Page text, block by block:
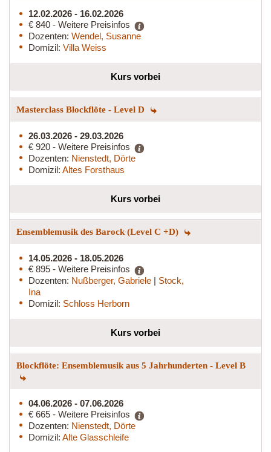
12.02.2026 - 16.02.2026
€ 840 - Weitere Preisinfos
Dozenten: Wendel, Susanne
Domizil: Villa Weiss
Kurs vorbei
Masterclass Blockflöte - Level D
26.03.2026 - 29.03.2026
€ 920 - Weitere Preisinfos
Dozenten: Nienstedt, Dörte
Domizil: Altes Forsthaus
Kurs vorbei
Ensemblemusik des Barock (Level C +D)
14.05.2026 - 18.05.2026
€ 895 - Weitere Preisinfos
Dozenten: Nußberger, Gabriele | Stock,
Ina
Domizil: Schloss Herborn
Kurs vorbei
Blockflöte: Ensemblemusik aus 5 Jahrhunderten - Level B
04.06.2026 - 07.06.2026
€ 665 - Weitere Preisinfos
Dozenten: Nienstedt, Dörte
Domizil: Alte Glasschleife